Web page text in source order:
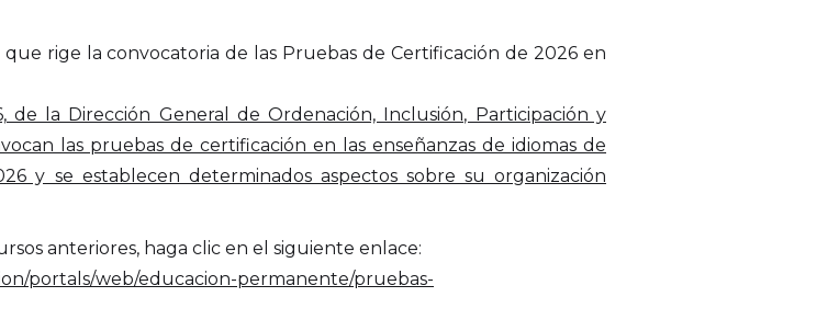
rige la convocatoria de las Pruebas de Certificación de 2026 en
de la Dirección General de Ordenación, Inclusión, Participación y
las pruebas de certificación en las enseñanzas de idiomas de
y se establecen determinados aspectos sobre su organización
anteriores, haga clic en el siguiente enlace:
portals/web/educacion-permanente/pruebas-